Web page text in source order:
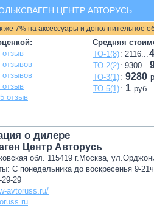
ЦЕНТР АВТОРУСЬ
же 7% на аксессуары и дополнительное
отзыв
отзывов
отзывов
отзыв
отзыв
Средняя
ТО-1(8): 2116...
ТО-2(2): 9300...
ТО-3(1): 9280
ТО-5(1): 1 руб.
о дилере
Центр Авторусь
обл. 115419 г.Москва,
С понедельника до воскресенья 9-21ч
29
avtoruss.ru/